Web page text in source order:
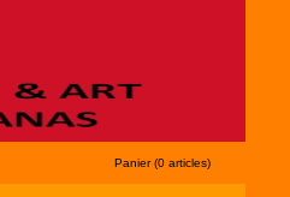
Panier (0 articles)